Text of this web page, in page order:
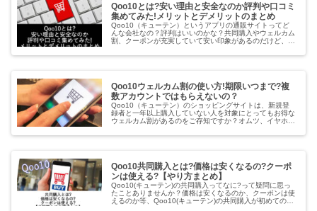
Qoo10とは?安い理由と安全なのか評判や口コミ
集めてみた!メリットとデメリットのまとめ
Qoo10（キューテン）というアプリの通販サイトってど
んな会社なの？評判はいいのかな？共同購入やウェルカム
割、クーポンが充実していて安い印象があるのだけど、安
などのK-popファンや...
Qoo10ウェルカム割の使い方!期限いつまで?複
数アカウントではもらえないの？
Qoo10（キューテン）のショッピングサイトは、新規登
録者と一年以上購入していない人を対象にとってもお得な
ウェルカム割があるのをご存知ですか？オムツ、イヤホ
ド（ミスタードナッツ）、サーテ...
Qoo10共同購入とは?価格は安くなるの?クーポ
ンは使える?【やり方まとめ】
Qoo10(キューテン)の共同購入ってなに?って疑問に思っ
たことありませんか？価格は安くなるのか、クーポンは使
えるのか等、Qoo10(キューテン)の共同購入が初めてのあ